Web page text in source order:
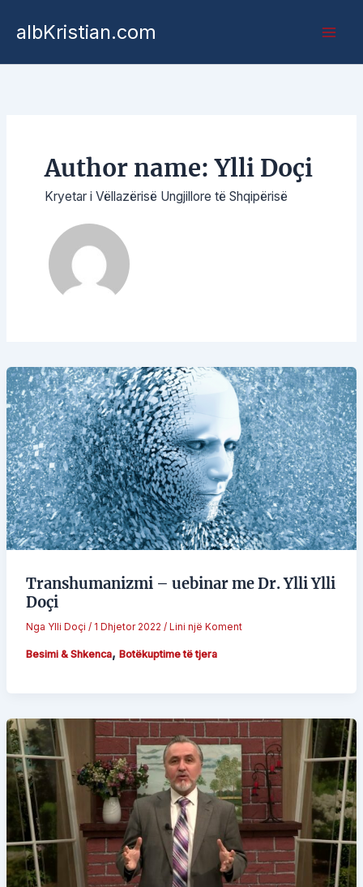
albKristian.com
Author name: Ylli Doçi
Kryetar i Vëllazërisë Ungjillore të Shqipërisë
Transhumanizmi – uebinar me Dr. Ylli Ylli
Doçi
Nga Ylli Doçi / 1 Dhjetor 2022 / Lini një Koment
Besimi & Shkenca, Botëkuptime të tjera